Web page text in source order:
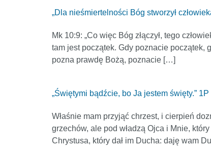
„Dla nieśmiertelności Bóg stworzył
Mk 10:9: „Co więc Bóg złączył, tego
tam jest początek. Gdy poznacie początek,
pozna prawdę Bożą, poznacie […]
„Świętymi bądźcie, bo Ja jestem święty.” 1P
Właśnie mam przyjąć chrzest, i cierpień
grzechów, ale pod władzą Ojca i Mnie,
Chrystusa, który dał im Ducha: daję wam